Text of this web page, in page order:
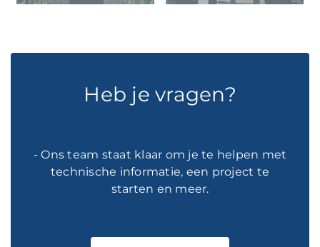
Heb je vragen?
- Ons team staat klaar om je te helpen met
technische informatie, een project te
starten en meer.